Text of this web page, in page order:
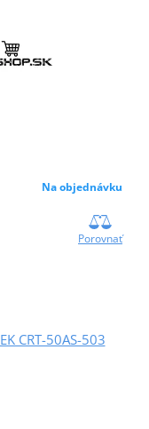
Na objednávku
Porovnať
CRT-50AS-503